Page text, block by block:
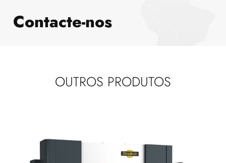
Contacte-nos
OUTROS PRODUTOS